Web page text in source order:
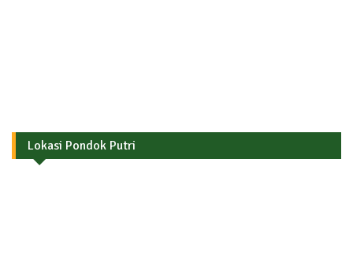
Lokasi Pondok Putri